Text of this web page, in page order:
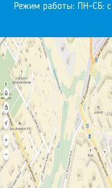
Режим работы: ПН-СБ: